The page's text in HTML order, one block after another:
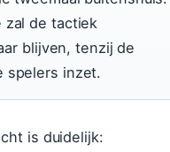
zal de tactiek
blijven, tenzij de
spelers inzet.
is duidelijk: